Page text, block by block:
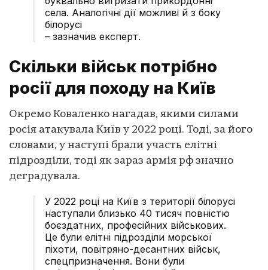
села. Аналогічні дії можливі й з боку
білорусі
– зазначив експерт.
Скільки військ потрібно
росії для походу на Київ
Окремо Коваленко нагадав, якими силами
росія атакувала Київ у 2022 році. Тоді, за його
словами, у наступі брали участь елітні
підрозділи, тоді як зараз армія рф значно
деградувала.
У 2022 році на Київ з території білорусі
наступали близько 40 тисяч повністю
боєздатних, професійних військових.
Це були елітні підрозділи морської
піхоти, повітряно-десантних військ,
спецпризначення. Вони були